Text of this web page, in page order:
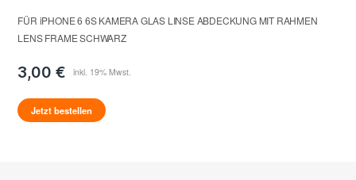
FÜR iPHONE 6 6S KAMERA GLAS LINSE ABDECKUNG MIT RAHMEN
LENS FRAME SCHWARZ
3,00 €
Jetzt bestellen